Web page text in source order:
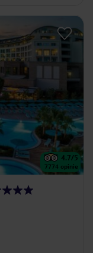
4.7/5
7774 opinie